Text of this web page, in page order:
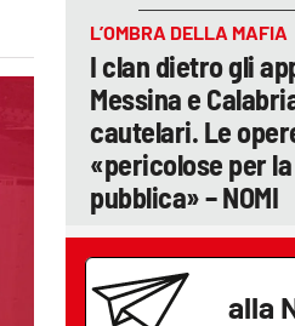
L’OMBRA DELLA MAFIA
I clan dietro gli
Messina e
cautelari. Le
«pericolose per
pubblica» – NOMI
alla